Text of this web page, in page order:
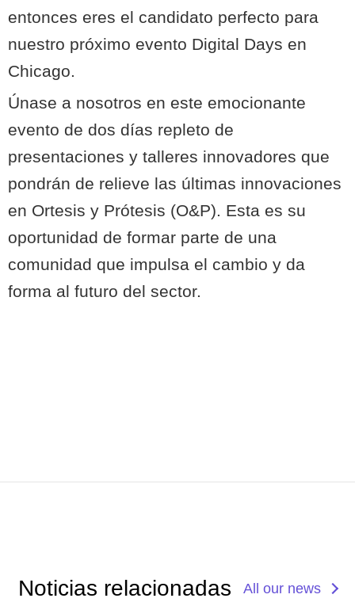
entonces eres el candidato perfecto para
nuestro próximo evento Digital Days en
Chicago.
Únase a nosotros en este emocionante
evento de dos días repleto de
presentaciones y talleres innovadores que
pondrán de relieve las últimas innovaciones
en Ortesis y Prótesis (O&P). Esta es su
oportunidad de formar parte de una
comunidad que impulsa el cambio y da
forma al futuro del sector.
Noticias relacionadas All our news